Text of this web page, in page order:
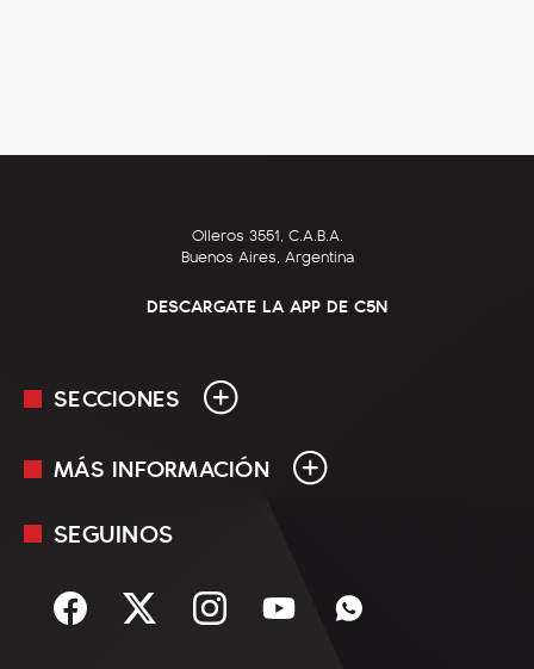
Olleros 3551, C.A.B.A.
Buenos Aires, Argentina
DESCARGATE LA APP DE C5N
SECCIONES
En Vivo
Sociedad
MÁS INFORMACIÓN
Mediakit
Términos y condiciones
SEGUINOS